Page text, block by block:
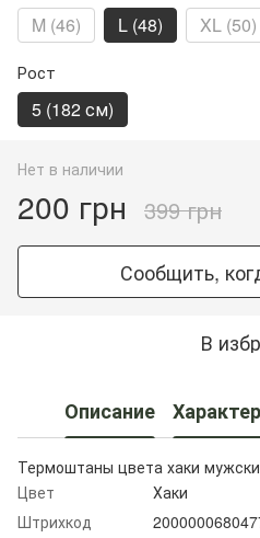
M (46) L (48) XL (50)
Рост
5 (182 см)
Нет в наличии
200 грн 399 грн
Сообщить,
В
Описание
Термоштаны цвета хаки
Цвет
Хаки
Штрихкод